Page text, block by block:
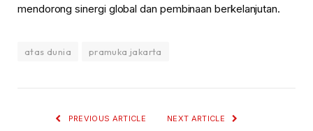
mendorong sinergi global dan pembinaan berkelanjutan.
atas dunia pramuka jakarta
PREVIOUS ARTICLE NEXT ARTICLE